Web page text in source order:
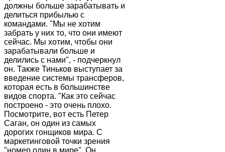
должны больше зарабатывать и
делиться прибылью с
командами. "Мы не хотим
забрать у них то, что они имеют
сейчас. Мы хотим, чтобы они
зарабатывали больше и
делились с нами", - подчеркнул
он. Также Тиньков выступает за
введение системы трансферов,
которая есть в большинстве
видов спорта. "Как это сейчас
построено - это очень плохо.
Посмотрите, вот есть Петер
Саган, он один из самых
дорогих гонщиков мира. С
маркетинговой точки зрения